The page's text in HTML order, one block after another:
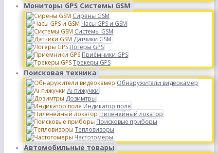
Мониторы GPS Системы GSM
Сирены GSM
Часы GPS и GSM
Системы GSM
Датчики GSM
Логеры GPS
Приёмники GPS
Трекеры GPS
Поисковая техника
Обнаружители видеокамер
Антижучки
Дозимтры
Индикатор поля
Ниленейный локатор
Поисковые приборы
Тепловизоры
Частотомеры
Автомобильные товары